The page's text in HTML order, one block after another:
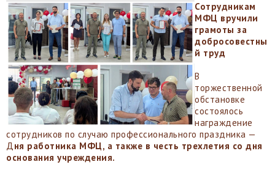
Сотрудникам
МФЦ вручили
грамоты за
добросовестны
й труд
В
торжественной
обстановке
состоялось
награждение
сотрудников по случаю профессионального праздника —
Дня работника МФЦ, а также в честь трехлетия со дня
основания учреждения.